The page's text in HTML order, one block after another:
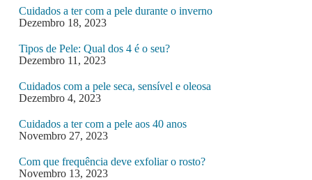
Cuidados a ter com a pele durante o inverno
Dezembro 18, 2023
Tipos de Pele: Qual dos 4 é o seu?
Dezembro 11, 2023
Cuidados com a pele seca, sensível e oleosa
Dezembro 4, 2023
Cuidados a ter com a pele aos 40 anos
Novembro 27, 2023
Com que frequência deve exfoliar o rosto?
Novembro 13, 2023